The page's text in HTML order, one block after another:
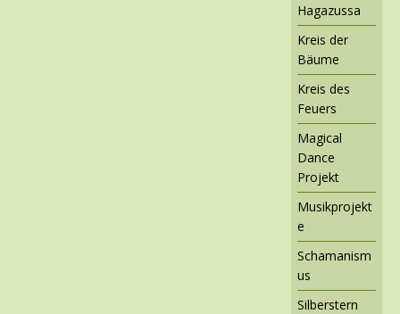
Hagazussa
Kreis der
Bäume
Kreis des
Feuers
Magical
Dance
Projekt
Musikprojekt
e
Schamanism
us
Silberstern